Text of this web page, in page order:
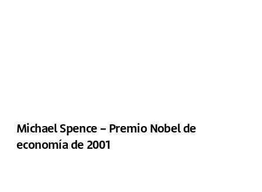
Michael Spence – Premio Nobel de
economía de 2001